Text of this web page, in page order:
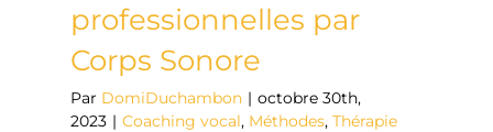
professionnelles par
Corps Sonore
Par DomiDuchambon | octobre 30th,
2023 | Coaching vocal, Méthodes, Thérapie